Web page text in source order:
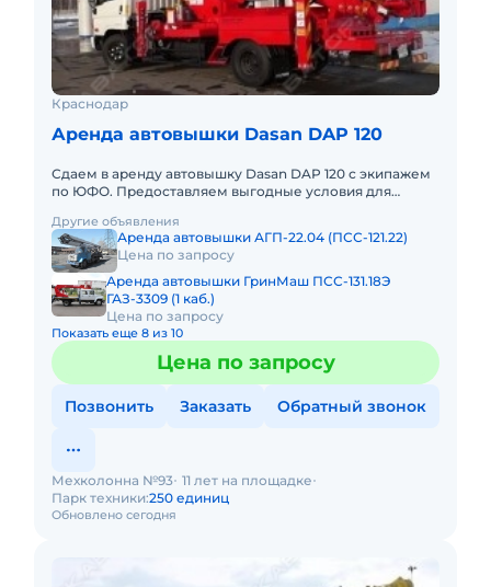
Краснодар
Аренда автовышки Dasan DAP 120
Сдаем в аренду автовышку Dasan DAP 120 с экипажем
по ЮФО. Предоставляем выгодные условия для
федеральном округе. Кроме а
Другие объявления
Аренда автовышки АГП-22.04 (ПСС-121.22)
Цена по запросу
Аренда автовышки ГринМаш ПСС-131.18Э
ГАЗ-3309 (1 каб.)
Цена по запросу
Показать еще 8 из 10
Цена по запросу
Позвонить Заказать Обратный звонок
Обновлено сегодня
Мехколонна №93 11 лет на площадке
Парк техники:250 единиц